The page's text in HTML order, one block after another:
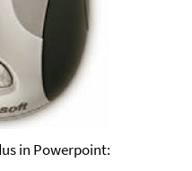
in Powerpoint: